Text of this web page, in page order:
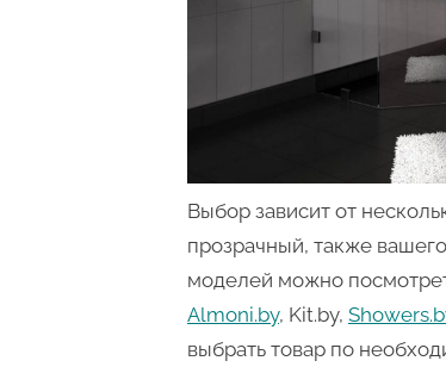
Выбор зависит от
прозрачный, также
моделей можно
Almoni.by, Kit.by,
выбрать товар по